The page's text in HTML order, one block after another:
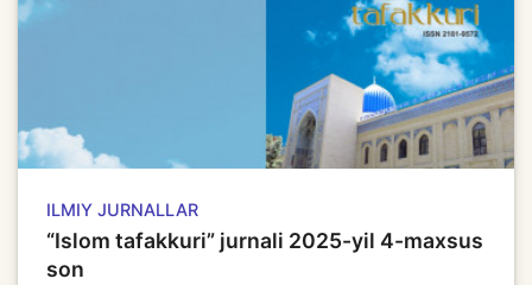
ILMIY JURNALLAR
“Islom tafakkuri” jurnali 2025-yil 4-maxsus
son